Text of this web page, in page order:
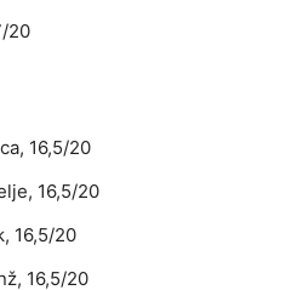
20
16,5/20
16,5/20
16,5/20
16,5/20